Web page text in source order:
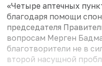
«Четыре аптечных
благодаря помощи
председателя
вопросам Мерген
благотворители не в
второй насущной